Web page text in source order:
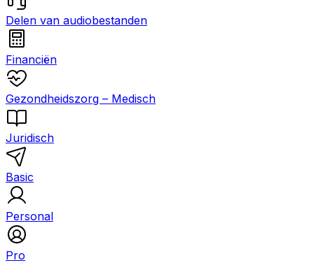
Delen van audiobestanden
Financiën
Gezondheidszorg – Medisch
Juridisch
Basic
Personal
Pro